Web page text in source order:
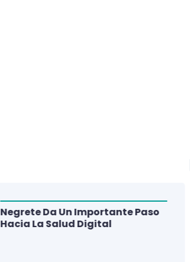
Negrete Da Un Importante Paso
Hacia La Salud Digital